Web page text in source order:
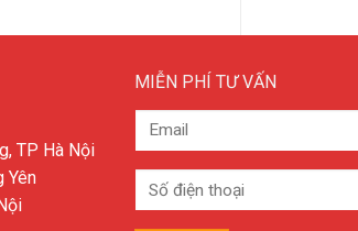
TP Hà Nội
Yên
MIỄN PHÍ TƯ VẤN